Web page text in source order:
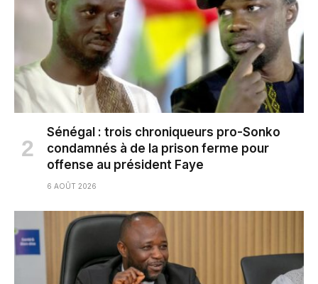
Sénégal : trois chroniqueurs pro-Sonko
condamnés à de la prison ferme pour
offense au président Faye
6 AOÛT 2026